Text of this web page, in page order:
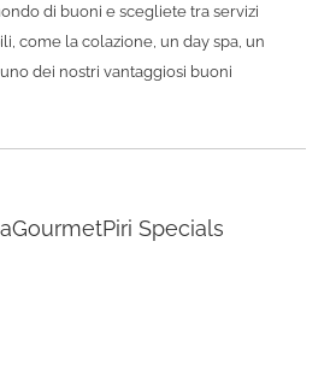
di buoni e scegliete tra servizi
come la colazione, un day spa, un
dei nostri vantaggiosi buoni